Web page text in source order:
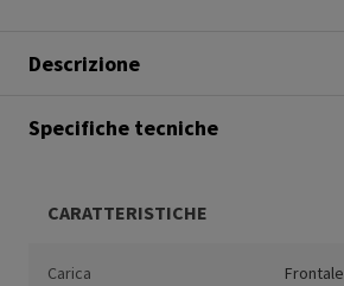
Descrizione
Specifiche tecniche
CARATTERISTICHE
Carica Frontale